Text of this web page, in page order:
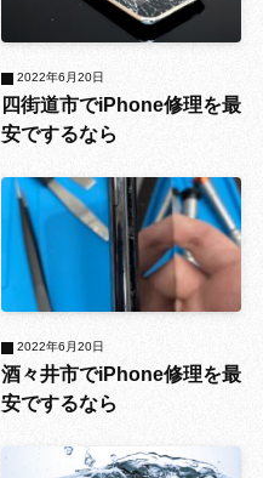
四街道市でiPhone修理を最
安でするなら
2022年6月20日
酒々井市でiPhone修理を最
安でするなら
2022年6月20日